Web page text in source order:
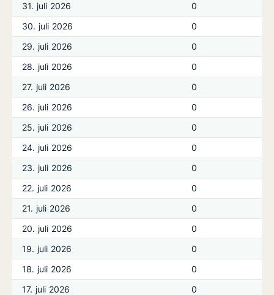
31. juli 2026
0
30. juli 2026
0
29. juli 2026
0
28. juli 2026
0
27. juli 2026
0
26. juli 2026
0
25. juli 2026
0
24. juli 2026
0
23. juli 2026
0
22. juli 2026
0
21. juli 2026
0
20. juli 2026
0
19. juli 2026
0
18. juli 2026
0
17. juli 2026
0